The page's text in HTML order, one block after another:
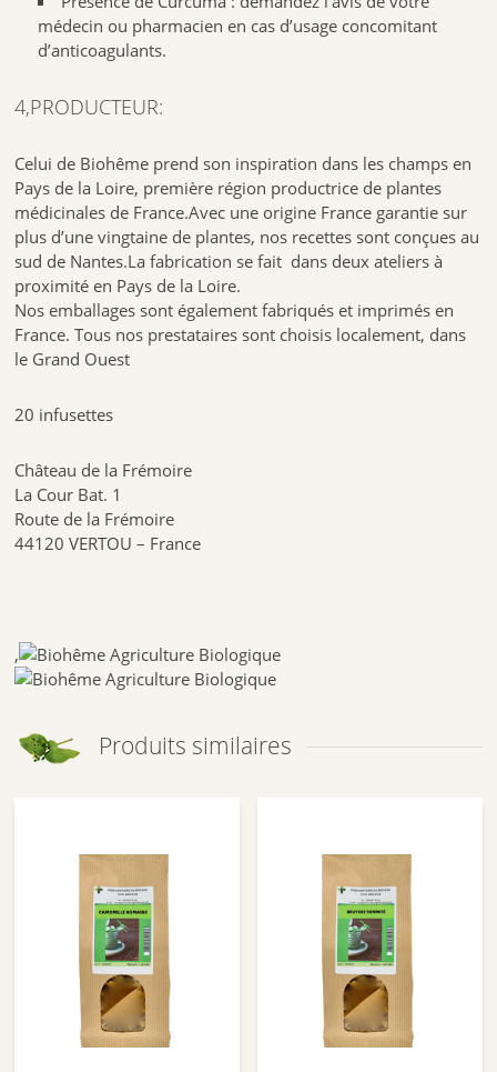
médecin ou pharmacien en cas d’usage concomitant
d’anticoagulants.
4,PRODUCTEUR:
Celui de Biohême prend son inspiration dans les champs en
Pays de la Loire, première région productrice de plantes
médicinales de France.Avec une origine France garantie sur
plus d’une vingtaine de plantes, nos recettes sont conçues au
sud de Nantes.La fabrication se fait dans deux ateliers à
proximité en Pays de la Loire.
Nos emballages sont également fabriqués et imprimés en
France. Tous nos prestataires sont choisis localement, dans
le Grand Ouest
20 infusettes
Château de la Frémoire
La Cour Bat. 1
Route de la Frémoire
44120 VERTOU – France
,
Produits similaires